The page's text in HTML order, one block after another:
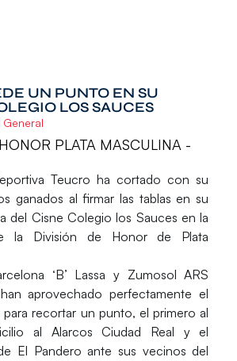
UN PUNTO EN SU
LOS SAUCES
General
PLATA MASCULINA -
Teucro ha cortado con su
ganados al firmar las tablas en su
del Cisne Colegio los Sauces en la
la División de Honor de Plata
‘B’ Lassa y Zumosol ARS
aprovechado perfectamente el
recortar un punto, el primero al
al Alarcos Ciudad Real y el
El Pandero ante sus vecinos del